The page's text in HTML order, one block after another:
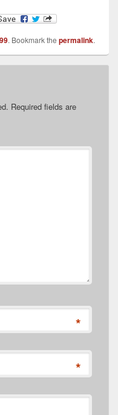
. Bookmark the permalink.
Required fields are
*
*